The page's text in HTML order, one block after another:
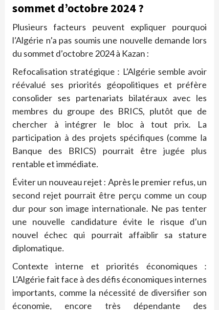
sommet d’octobre 2024 ?
Plusieurs facteurs peuvent expliquer pourquoi
l’Algérie n’a pas soumis une nouvelle demande lors
du sommet d’octobre 2024 à Kazan :
Refocalisation stratégique : L’Algérie semble avoir
réévalué ses priorités géopolitiques et préfère
consolider ses partenariats bilatéraux avec les
membres du groupe des BRICS, plutôt que de
chercher à intégrer le bloc à tout prix. La
participation à des projets spécifiques (comme la
Banque des BRICS) pourrait être jugée plus
rentable et immédiate.
Éviter un nouveau rejet : Après le premier refus, un
second rejet pourrait être perçu comme un coup
dur pour son image internationale. Ne pas tenter
une nouvelle candidature évite le risque d’un
nouvel échec qui pourrait affaiblir sa stature
diplomatique.
Contexte interne et priorités économiques :
L’Algérie fait face à des défis économiques internes
importants, comme la nécessité de diversifier son
économie, encore très dépendante des